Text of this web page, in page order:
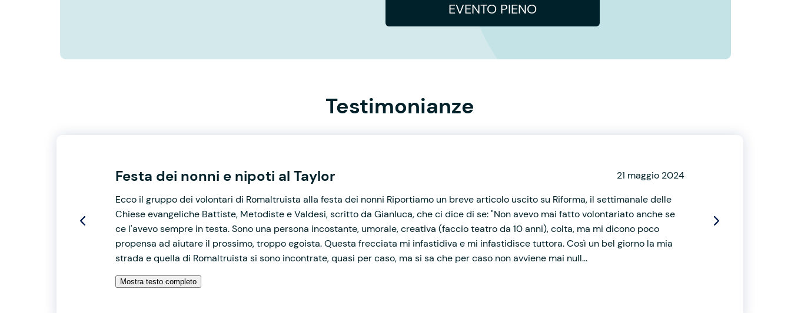
EVENTO PIENO
Testimonianze
Festa dei nonni e nipoti al Taylor
21 maggio 2024
Ecco il gruppo dei volontari di Romaltruista alla festa dei nonni Riportiamo un breve articolo uscito su Riforma, il settimanale delle
Chiese evangeliche Battiste, Metodiste e Valdesi, scritto da Gianluca, che ci dice di se: "Non avevo mai fatto volontariato anche se
ce l'avevo sempre in testa. Sono una persona incostante, umorale, creativa (faccio teatro da 10 anni), colta, ma mi dicono poco
propensa ad aiutare il prossimo, troppo egoista. Questa frecciata mi infastidiva e mi infastidisce tuttora. Così un bel giorno la mia
strada e quella di Romaltruista si sono incontrate, quasi per caso, ma si sa che per caso non avviene mai null...
Mostra testo completo